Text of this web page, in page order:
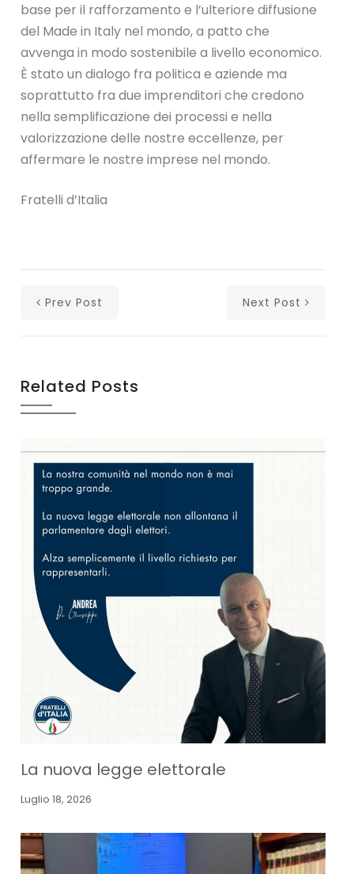
base per il rafforzamento e l’ulteriore diffusione
del Made in Italy nel mondo, a patto che
avvenga in modo sostenibile a livello economico.
È stato un dialogo fra politica e aziende ma
soprattutto fra due imprenditori che credono
nella semplificazione dei processi e nella
valorizzazione delle nostre eccellenze, per
affermare le nostre imprese nel mondo.
Fratelli d’Italia
Prev Post Next Post
Related Posts
La nuova legge elettorale
Luglio 18, 2026